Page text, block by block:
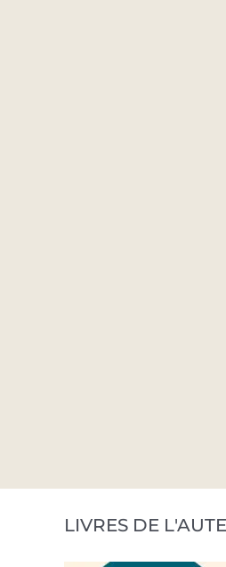
LIVRES DE